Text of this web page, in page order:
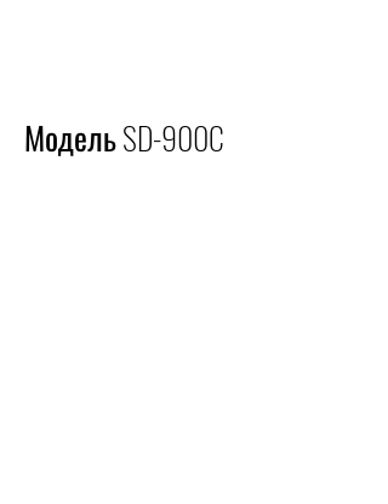
Модель SD-900C